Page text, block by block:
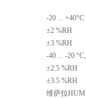
-20 ... +40°C
±2 %RH
±3 %RH
-40 ... -20
±2.5 %RH
±3.5 %RH
维萨拉